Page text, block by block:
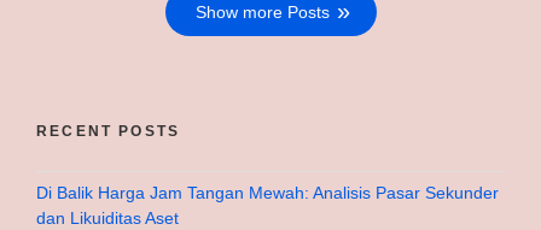
Show more Posts
RECENT POSTS
Di Balik Harga Jam Tangan Mewah: Analisis Pasar Sekunder
dan Likuiditas Aset